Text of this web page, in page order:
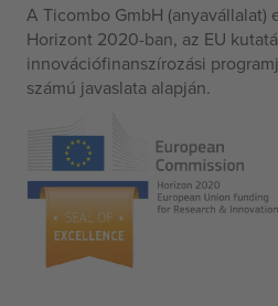
A Ticombo GmbH (anyavállalat)
Horizont 2020-ban, az EU
innovációfinanszírozási
számú javaslata alapján.